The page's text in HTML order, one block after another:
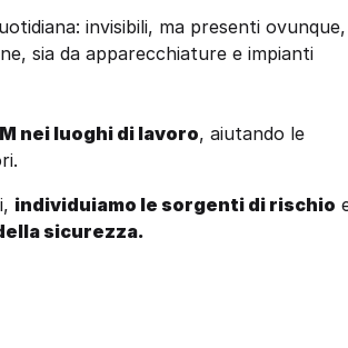
invisibili, ma presenti ovunque,
sia da apparecchiature e impianti
nei luoghi di lavoro, aiutando le
individuiamo le sorgenti di rischio
sicurezza.